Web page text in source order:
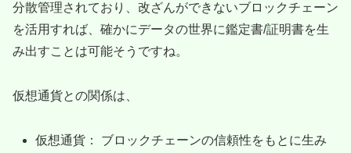
分散管理されており、改ざんができないブロックチェーン
を活用すれば、確かにデータの世界に鑑定書/証明書を生
み出すことは可能そうですね。
仮想通貨との関係は、
仮想通貨： ブロックチェーンの信頼性をもとに生み